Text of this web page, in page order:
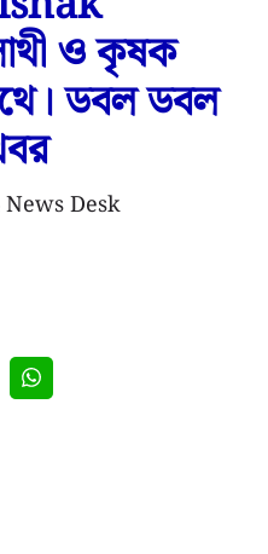
ও কৃষক
ডবল ডবল
News Desk